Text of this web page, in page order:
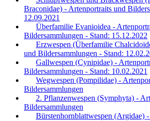
Braconidae) - Artenportraits und
12.09.2021
Überfamilie Evanioidea -
Bildersammlungen - Stand: 15.12.2022
Erzwespen (Überfamilie
und Bildersammlungen - Stand:
Gallwespen (Cynipidae) -
Bildersammlungen - Stand: 10.02.2021
Wegwespen (Pompilidae) -
Bildersammlungen
2. Pflanzenwespen (Symphyta) -
Bildersammlungen
Bürstenhornblattwespen (Argidae)